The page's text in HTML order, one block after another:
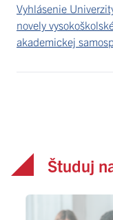
Vyhlásenie
novely
akademickej
Študuj